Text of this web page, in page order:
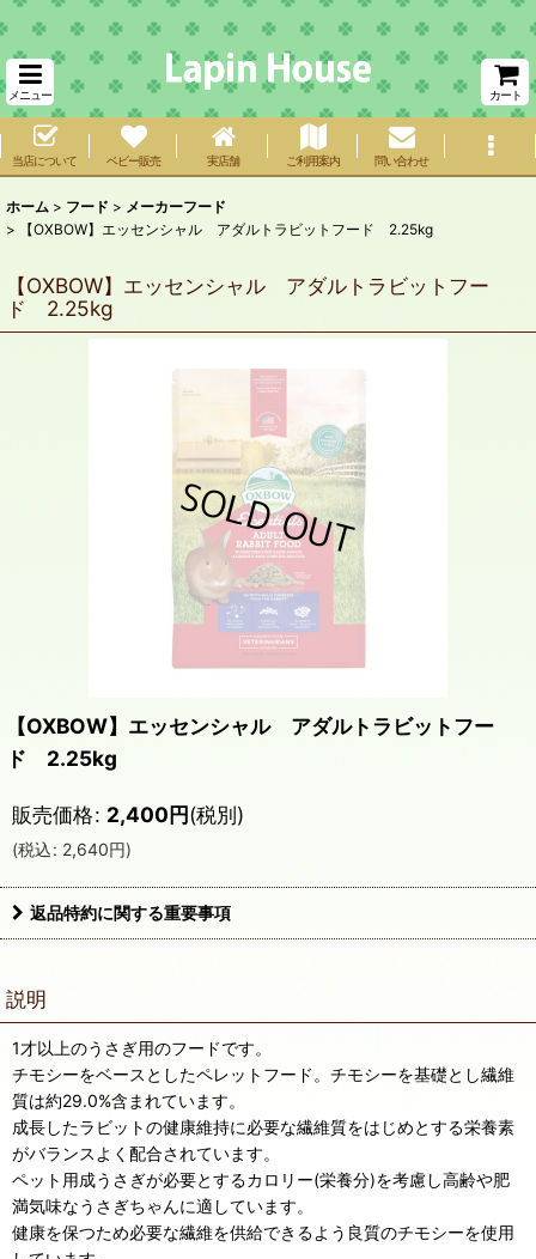
メニュー カート
当店について ベビー販売 実店舗 ご利用案内 問い合わせ
ホーム > フード > メーカーフード
>
【OXBOW】エッセンシャル アダルトラビットフード 2.25kg
【OXBOW】エッセンシャル アダルトラビットフー
ド 2.25kg
【OXBOW】エッセンシャル アダルトラビットフー
ド 2.25kg
販売価格: 2,400円(税別)
(税込: 2,640円)
返品特約に関する重要事項
説明
1才以上のうさぎ用のフードです。
チモシーをベースとしたペレットフード。チモシーを基礎とし繊維
質は約29.0%含まれています。
成長したラビットの健康維持に必要な繊維質をはじめとする栄養素
がバランスよく配合されています。
ペット用成うさぎが必要とするカロリー(栄養分)を考慮し高齢や肥
満気味なうさぎちゃんに適しています。
健康を保つため必要な繊維を供給できるよう良質のチモシーを使用